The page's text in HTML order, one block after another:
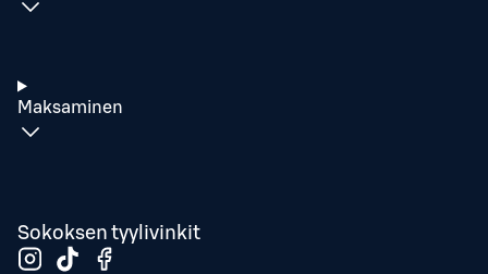
Maksaminen
Sokoksen tyylivinkit